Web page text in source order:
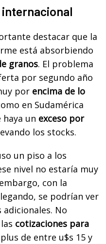
internacional
destacar que la
está absorbiendo
granos. El problema
por segundo año
por encima de lo
en Sudamérica
un exceso por
los stocks.
un piso a los
nivel no estaría muy
con la
se podrían ver
No
cotizaciones para
de entre u$s 15 y